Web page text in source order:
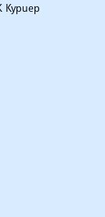
Куриер